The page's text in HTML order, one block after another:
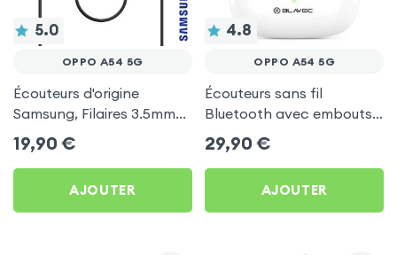
5.0
OPPO A54 5G
Écouteurs d'origine
Samsung, Filaires 3.5mm
Kit mains Libres (Service
Pack) - Noir pour Oppo
A54 5G
19,90 €
AJOUTER
4.8
OPPO A54 5G
Écouteurs sans fil
Bluetooth avec embouts
intra-auriculaires - Blanc
pour Oppo A54 5G
29,90 €
AJOUTER